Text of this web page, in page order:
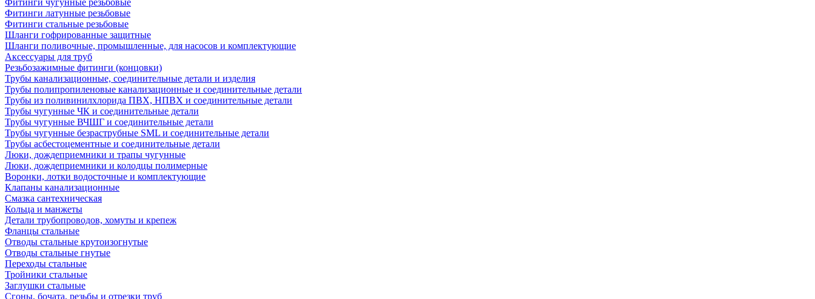
Фитинги чугунные резьбовые
Фитинги латунные резьбовые
Фитинги стальные резьбовые
Шланги гофрированные защитные
Шланги поливочные, промышленные, для насосов и комплектующие
Аксессуары для труб
Резьбозажимные фитинги (концовки)
Трубы канализационные, соединительные детали и изделия
Трубы полипропиленовые канализационные и соединительные детали
Трубы из поливинилхлорида ПВХ, НПВХ и соединительные детали
Трубы чугунные ЧК и соединительные детали
Трубы чугунные ВЧШГ и соединительные детали
Трубы чугунные безраструбные SML и соединительные детали
Трубы асбестоцементные и соединительные детали
Люки, дождеприемники и трапы чугунные
Люки, дождеприемники и колодцы полимерные
Воронки, лотки водосточные и комплектующие
Клапаны канализационные
Смазка сантехническая
Кольца и манжеты
Детали трубопроводов, хомуты и крепеж
Фланцы стальные
Отводы стальные крутоизогнутые
Отводы стальные гнутые
Переходы стальные
Тройники стальные
Заглушки стальные
Сгоны, бочата, резьбы и отрезки труб